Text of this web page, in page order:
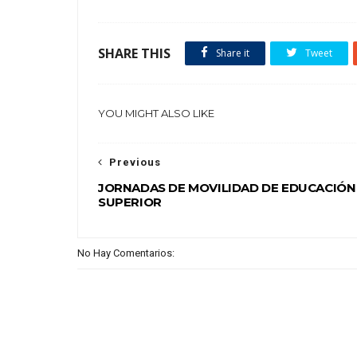
SHARE THIS Share it Tweet
YOU MIGHT ALSO LIKE
Previous
JORNADAS DE MOVILIDAD DE EDUCACIÓN
SUPERIOR
No Hay Comentarios: